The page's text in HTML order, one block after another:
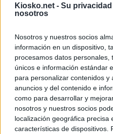
Kiosko.net - Su
nosotros
Nosotros y nuestros socios
información en un dispositivo,
procesamos datos personales,
únicos e información estándar
para personalizar contenidos y
anuncios y del contenido e
como para desarrollar y
nosotros y nuestros socios
localización geográfica precisa
características de dispositivos.